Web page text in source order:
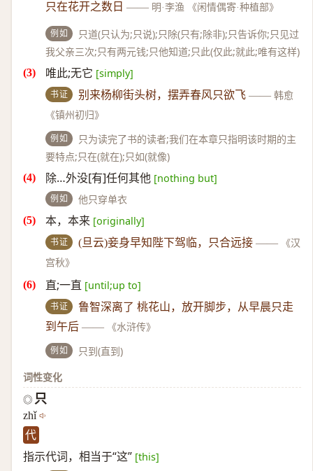
只在花开之数日 —— 明·李渔 《闲情偶寄·种植部》
例如
只道(只认为;只说);只除(只有;除非);只告诉你;只见过
我父亲三次;只有两元钱;只他知道;只此(仅此;就此;唯有这样)
唯此;无它 [simply]
书证 别来杨柳街头树，摆弄春风只欲飞 —— 韩愈
《镇州初归》
例如
只为读完了书的读者;我们在本章只指明该时期的主
要特点;只在(就在);只如(就像)
除…外没[有]任何其他 [nothing but]
例如 他只穿单衣
本，本来 [originally]
书证 (旦云)妾身早知陛下驾临，只合远接 ——
《汉
宫秋》
直;一直 [until;up to]
书证
鲁智深离了 桃花山，放开脚步，从早晨只走
到午后 —— 《水浒传》
例如
只到(直到)
词性变化
◎ 只
zhǐ
代
指示代词，相当于“这” [this]